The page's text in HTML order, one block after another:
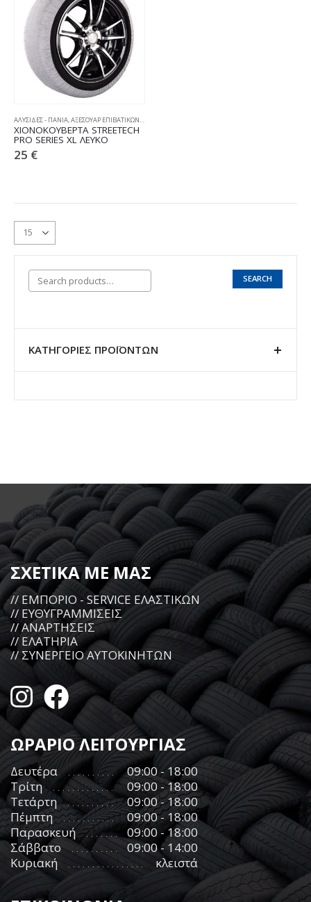
ΑΛΥΣΙΔΕΣ - ΠΑΝΙΑ,ΑΞΕΣΟΥΑΡ ΕΠΙΒΑΤΙΚΩΝ,ΧΙΟΝΟΚΟΥΒΕΡΤΕΣ
ΧΙΟΝΟΚΟΥΒΕΡΤΑ STREETECH
PRO SERIES XL ΛΕΥΚΟ
25 €
SEARCH
ΚΑΤΗΓΟΡΊΕΣ ΠΡΟΪΌΝΤΩΝ
ΣΧΕΤΙΚΑ ΜΕ ΜΑΣ
// ΕΜΠΟΡΙΟ - SERVICE ΕΛΑΣΤΙΚΩΝ
// ΕΥΘΥΓΡΑΜΜΙΣΕΙΣ
// ΑΝΑΡΤΗΣΕΙΣ
// ΕΛΑΤΗΡΙΑ
// ΣΥΝΕΡΓΕΙΟ ΑΥΤΟΚΙΝΗΤΩΝ
ΩΡΑΡΙΟ ΛΕΙΤΟΥΡΓΙΑΣ
Δευτέρα
09:00 - 18:00
Τρίτη
09:00 - 18:00
Τετάρτη
09:00 - 18:00
Πέμπτη
09:00 - 18:00
Παρασκευή
09:00 - 18:00
Σάββατο
09:00 - 14:00
Κυριακή
κλειστά